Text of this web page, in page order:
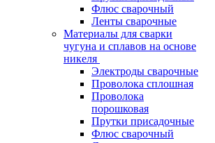
Флюс сварочный
Ленты сварочные
Материалы для сварки
чугуна и сплавов на основе
никеля
Электроды сварочные
Проволока сплошная
Проволока
порошковая
Прутки присадочные
Флюс сварочный